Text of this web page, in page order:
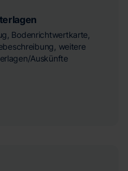
Bodenrichtwertkarte,
weitere
Auskünfte